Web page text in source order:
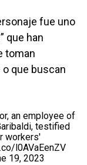
fue uno
que han
toman
que buscan
an employee of
testified
workers'
l0AVaEenZV
19, 2023